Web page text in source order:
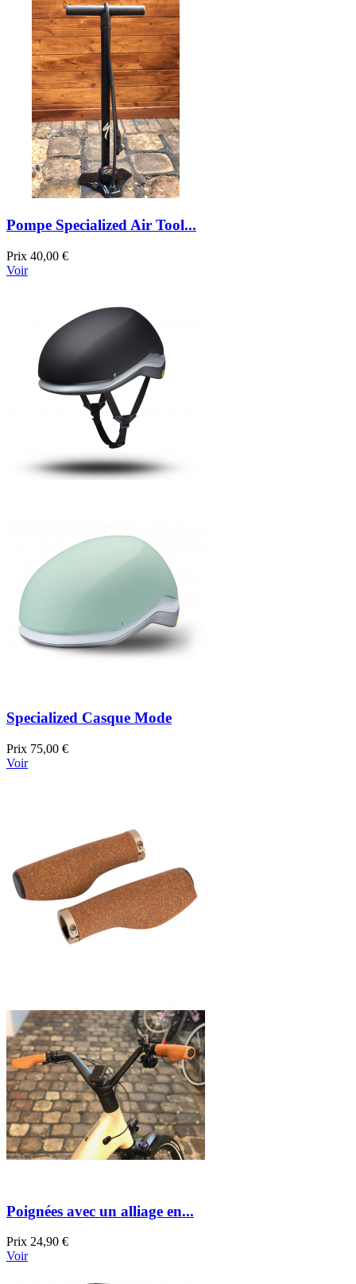
Pompe Specialized Air Tool...
Prix 40,00 €
Voir
Specialized Casque Mode
Prix 75,00 €
Voir
Poignées avec un alliage en...
Prix 24,90 €
Voir